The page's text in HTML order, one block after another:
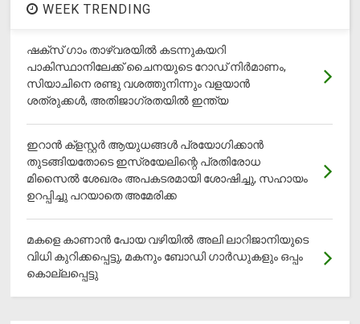
WEEK TRENDING
ഷക്സ് ​ഗാം താഴ്‌വരയിൽ കടന്നുകയറി
പാകിസ്ഥാനിലേക്ക് ചൈനയുടെ റോഡ് നിർമാണം,
സിയാചിനെ രണ്ടു വശത്തുനിന്നും വളയാൻ
ശത്രുക്കൾ, അതിജാ​ഗ്രതയിൽ ഇന്ത്യ
ഇറാന്‍ ക്‌ളസ്റ്റര്‍ ആയുധങ്ങള്‍ പ്രയോഗിക്കാന്‍
തുടങ്ങിയതോടെ ഇസ്രയേലിന്റെ പ്രതിരോധ
മിസൈല്‍ ശേഖരം അപകടരമായി ശോഷിച്ചു, സഹായം
ഉറപ്പിച്ചു പറയാതെ അമേരിക്ക
മകളെ കാണാന്‍ പോയ വഴിയില്‍ അലി ലാറിജാനിയുടെ
വിധി കുറിക്കപ്പെട്ടു, മകനും ബോഡി ഗാര്‍ഡുകളും ഒപ്പം
കൊല്ലപ്പെട്ടു